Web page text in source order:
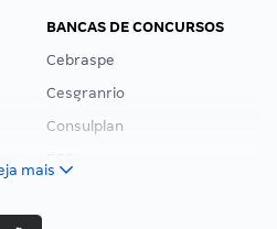
BANCAS DE CONCURSOS
Cebraspe
Cesgranrio
Consulplan
mais